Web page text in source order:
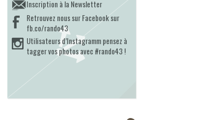
Inscription à la Newsletter
Retrouvez nous sur Facebook sur
fb.co/rando43
Utilisateurs d’Instagramm pensez à
tagger vos photos avec #rando43 !